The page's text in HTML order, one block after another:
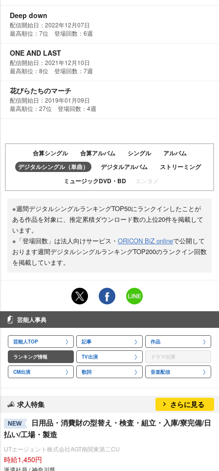
Deep down
配信開始日：2022年12月07日
最高順位：7位 登場回数：6週
ONE AND LAST
配信開始日：2021年12月10日
最高順位：8位 登場回数：7週
花びらたちのマーチ
配信開始日：2019年01月09日
最高順位：27位 登場回数：4週
合算シングル 合算アルバム シングル
アルバム
デジタルシングル（単曲）
デジタルアルバム
ストリーミング
ミュージックDVD・BD
エンタメ
※週間デジタルシングルランキングTOP50にランクインしたことが
ある作品を対象に、推定累積ダウンロード数の上位20件を掲載して
います。
※「登場回数」は法人向けサービス・ ORICON BiZ onlineで公開して
おります週間デジタルシングルランキングTOP200のランクイン回数
を掲載しています。
芸能人事典
芸能人TOP 記事 作品
ランキング情報 TV出演 ドラマ出演
CM出演 歌詞 音楽配信
求人特集 さらに見る
NEW
日用品・消費財の型替え・検査・組立・入庫/寮完備/日
払い/工場・製造
UTエージェント株式会社AGT南関東第二CU
時給1,450円
派遣社員 / 神奈川県